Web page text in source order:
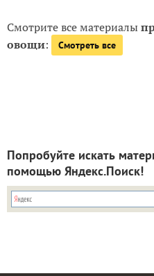
Смотрите все материалы
овощи: Смотреть все
Попробуйте искать
помощью Яндекс.Поиск!